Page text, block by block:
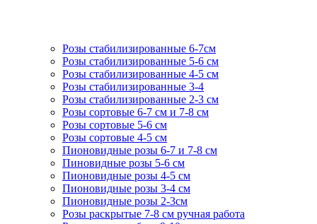
Розы стабилизированные 6-7см
Розы стабилизированные 5-6 см
Розы стабилизированные 4-5 см
Розы стабилизированные 3-4
Розы стабилизированные 2-3 см
Розы сортовые 6-7 см и 7-8 см
Розы сортовые 5-6 см
Розы сортовые 4-5 см
Пионовидные розы 6-7 и 7-8 см
Пиновидные розы 5-6 см
Пионовидные розы 4-5 см
Пионовидные розы 3-4 см
Пионовидные розы 2-3см
Розы раскрытые 7-8 см ручная работа